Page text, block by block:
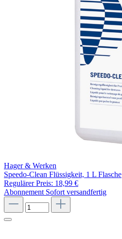
Hager & Werken
Speedo-Clean Flüssigkeit, 1 L Flasche
Regulärer Preis: 18,99 €
Abonnement Sofort versandfertig